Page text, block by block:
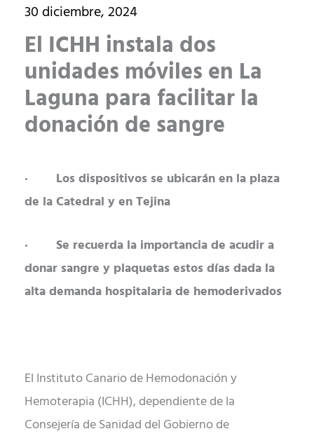
30 diciembre, 2024
El ICHH instala dos
unidades móviles en La
Laguna para facilitar la
donación de sangre
· Los dispositivos se ubicarán en la plaza
de la Catedral y en Tejina
· Se recuerda la importancia de acudir a
donar sangre y plaquetas estos días dada la
alta demanda hospitalaria de hemoderivados
El Instituto Canario de Hemodonación y
Hemoterapia (ICHH), dependiente de la
Consejería de Sanidad del Gobierno de